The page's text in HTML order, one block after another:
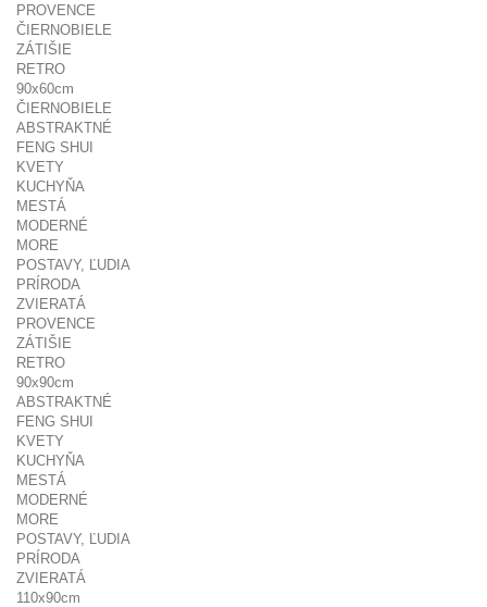
PROVENCE
ČIERNOBIELE
ZÁTIŠIE
RETRO
90x60cm
ČIERNOBIELE
ABSTRAKTNÉ
FENG SHUI
KVETY
KUCHYŇA
MESTÁ
MODERNÉ
MORE
POSTAVY, ĽUDIA
PRÍRODA
ZVIERATÁ
PROVENCE
ZÁTIŠIE
RETRO
90x90cm
ABSTRAKTNÉ
FENG SHUI
KVETY
KUCHYŇA
MESTÁ
MODERNÉ
MORE
POSTAVY, ĽUDIA
PRÍRODA
ZVIERATÁ
110x90cm